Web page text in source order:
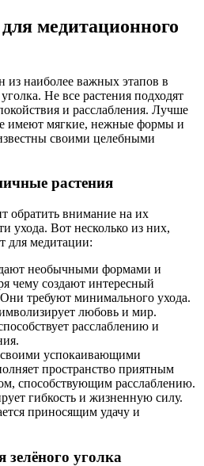
медитационного
из наиболее важных этапов в
Не все растения подходят
и расслабления. Лучше
имеют мягкие, нежные формы и
своими целебными
растения
обратить внимание на их
ухода. Вот несколько из них,
для медитации:
необычными формами и
чему создают интересный
требуют минимального ухода.
любовь и мир.
расслаблению и
своими успокаивающими
пространство приятным
способствующим расслаблению.
гибкость и жизненную силу.
приносящим удачу и
уголка